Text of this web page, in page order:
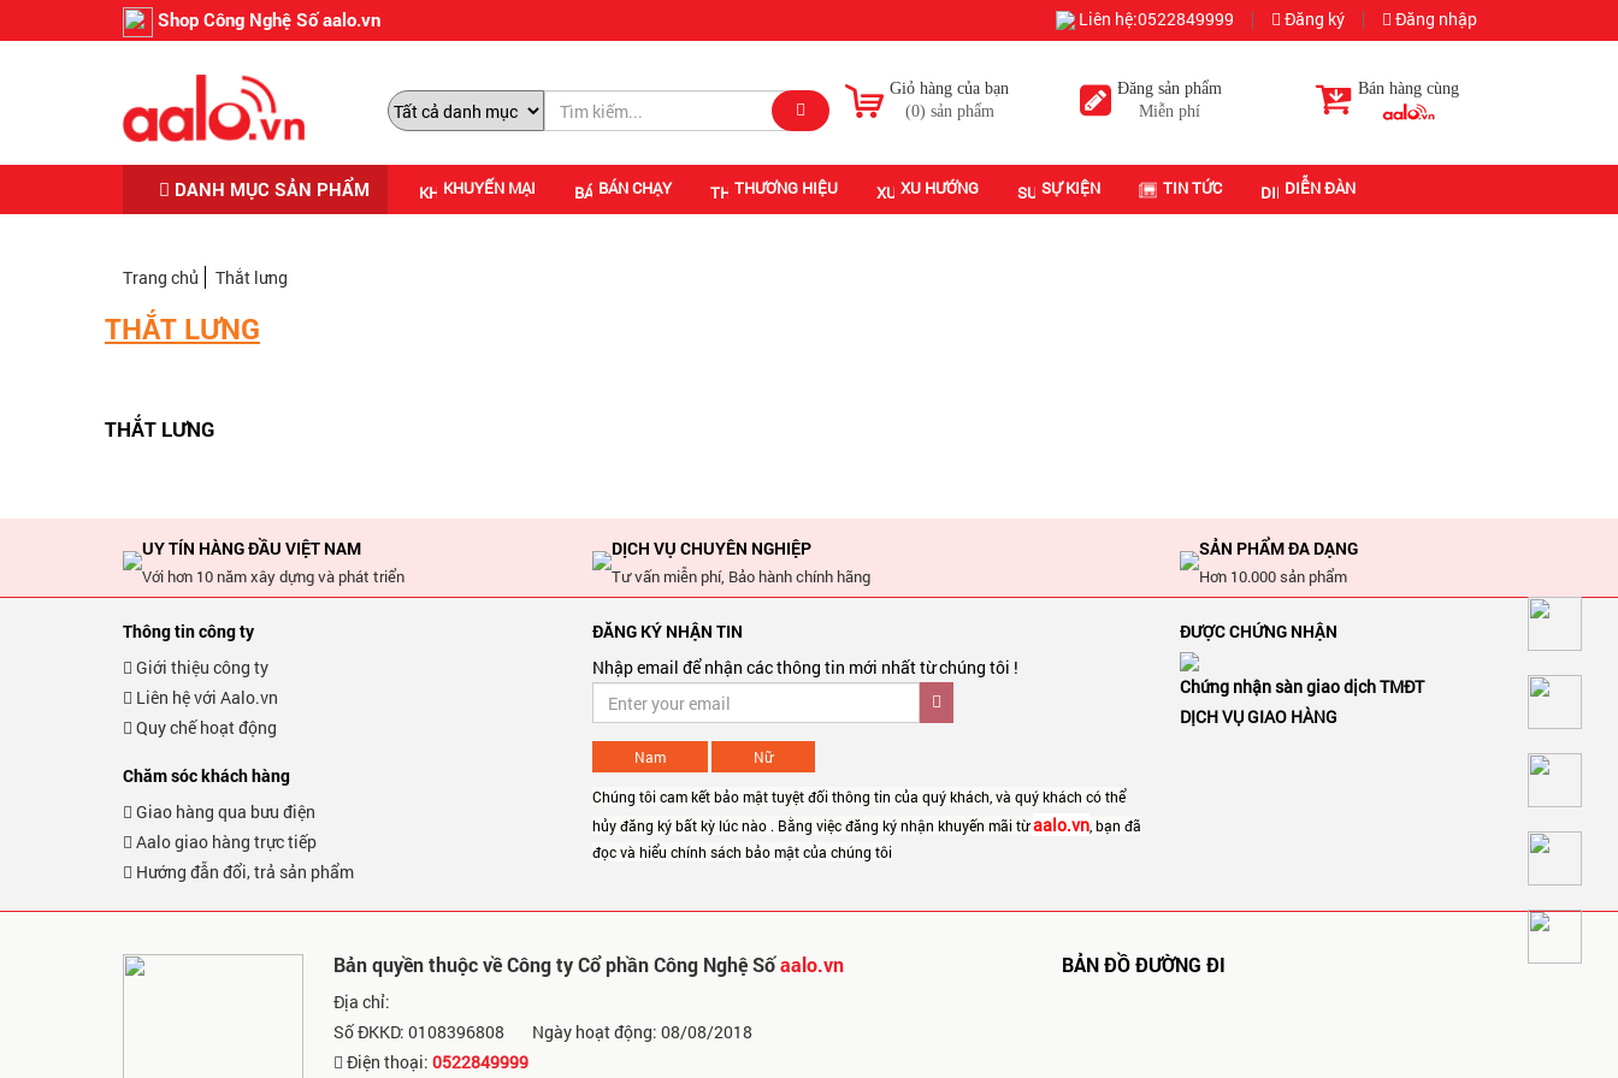
Shop Công Nghệ Số aalo.vn Liên hệ:0522849999 Đăng ký Đăng nhập
Giỏ hàng của bạn
(0) sản phẩm
Đăng sản phẩm
Miễn phí
Bán hàng cùng
DANH MỤC SẢN PHẨM KHUYẾN MẠI BÁN CHẠY THƯƠNG HIỆU XU HƯỚNG SỰ KIỆN TIN TỨC DIỄN ĐÀN
Trang chủ Thắt lưng
THẮT LƯNG
THẮT LƯNG
UY TÍN HÀNG ĐẦU VIỆT NAM
Với hơn 10 năm xây dựng và phát triển
DỊCH VỤ CHUYÊN NGHIỆP
Tư vấn miễn phí, Bảo hành chính hãng
SẢN PHẨM ĐA DẠNG
Hơn 10.000 sản phẩm
Thông tin công ty
Giới thiệu công ty
Liên hệ với Aalo.vn
Quy chế hoạt động
Chăm sóc khách hàng
Giao hàng qua bưu điện
Aalo giao hàng trực tiếp
Hướng đẫn đổi, trả sản phẩm
ĐĂNG KÝ NHẬN TIN
Nhập email để nhận các thông tin mới nhất từ chúng tôi !
Nam Nữ
Chúng tôi cam kết bảo mật tuyệt đối thông tin của quý khách, và quý khách có thể
hủy đăng ký bất kỳ lúc nào . Bằng việc đăng ký nhận khuyến mãi từaalo.vn, bạn đã
đọc và hiểu chính sách bảo mật của chúng tôi
ĐƯỢC CHỨNG NHẬN
Chứng nhận sàn giao dịch TMĐT
DỊCH VỤ GIAO HÀNG
Bản quyền thuộc về Công ty Cổ phần Công Nghệ Sốaalo.vn
Địa chỉ:
Số ĐKKD: 0108396808
Ngày hoạt động: 08/08/2018
Điện thoại: 0522849999
BẢN ĐỒ ĐƯỜNG ĐI